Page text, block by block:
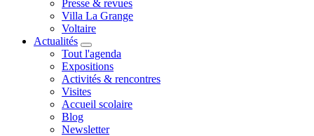
Presse & revues
Villa La Grange
Voltaire
Actualités
Tout l'agenda
Expositions
Activités & rencontres
Visites
Accueil scolaire
Blog
Newsletter